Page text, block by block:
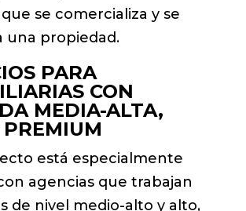
se comercializa y se
una propiedad.
PARA
CON
MEDIA-ALTA,
está especialmente
agencias que trabajan
de nivel medio-alto y alto,